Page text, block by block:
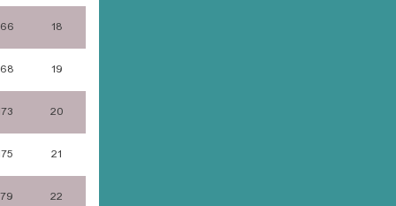
18
19
20
21
22